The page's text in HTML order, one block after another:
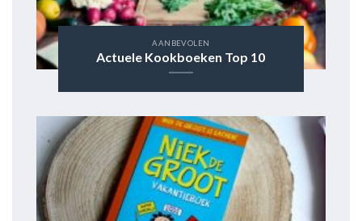
AANBEVOLEN
Actuele Kookboeken Top 10